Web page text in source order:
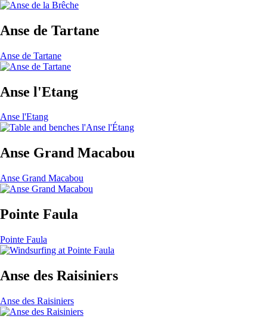
Anse de Tartane
Anse de Tartane
Anse l'Etang
Anse l'Etang
Anse Grand Macabou
Anse Grand Macabou
Pointe Faula
Pointe Faula
Anse des Raisiniers
Anse des Raisiniers